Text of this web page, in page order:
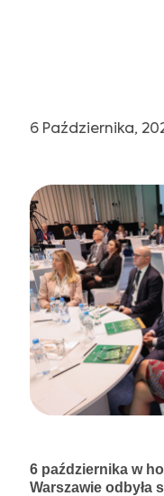
DOŁĄCZ DO NAS
6 Października,
6 października w
Warszawie odbyła